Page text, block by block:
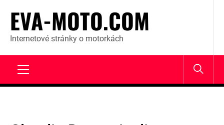
content
EVA-MOTO.COM
Internetové stránky o motorkách